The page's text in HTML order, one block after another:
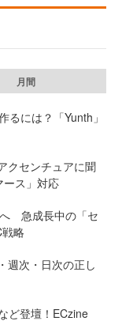
月間
るには？「Yunth」
クセンチュアに聞
ース」対応
急成長中の「セ
略
週次・日次の正し
ど登壇！ECzine